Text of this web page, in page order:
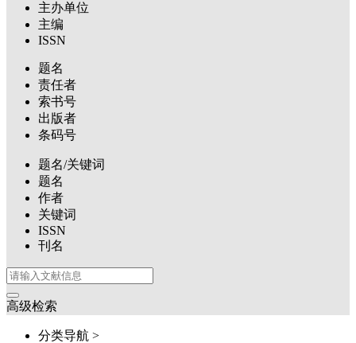
主办单位
主编
ISSN
题名
责任者
索书号
出版者
条码号
题名/关键词
题名
作者
关键词
ISSN
刊名
高级检索
分类导航 >